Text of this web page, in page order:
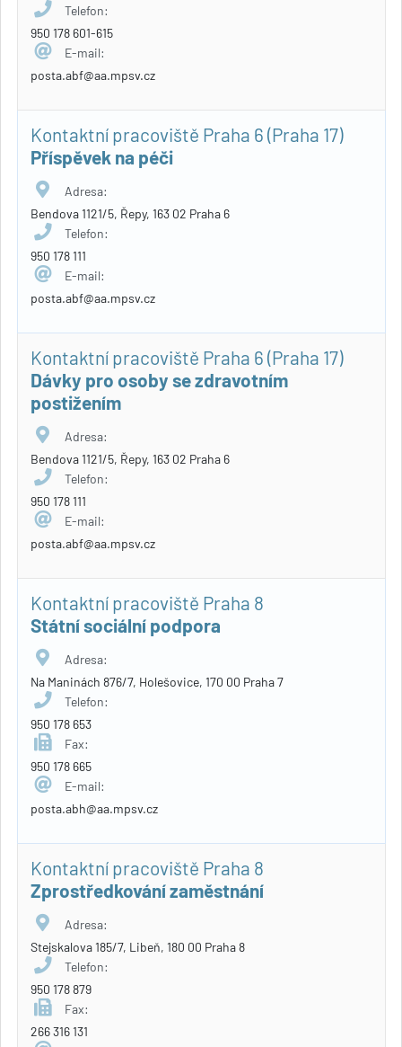
Telefon:
950 178 601-615
E-mail:
posta.abf@aa.mpsv.cz
Kontaktní pracoviště Praha 6 (Praha 17)
Příspěvek na péči
Adresa:
Bendova 1121/5, Řepy, 163 02 Praha 6
Telefon:
950 178 111
E-mail:
posta.abf@aa.mpsv.cz
Kontaktní pracoviště Praha 6 (Praha 17)
Dávky pro osoby se zdravotním
postižením
Adresa:
Bendova 1121/5, Řepy, 163 02 Praha 6
Telefon:
950 178 111
E-mail:
posta.abf@aa.mpsv.cz
Kontaktní pracoviště Praha 8
Státní sociální podpora
Adresa:
Na Maninách 876/7, Holešovice, 170 00 Praha 7
Telefon:
950 178 653
Fax:
950 178 665
E-mail:
posta.abh@aa.mpsv.cz
Kontaktní pracoviště Praha 8
Zprostředkování zaměstnání
Adresa:
Stejskalova 185/7, Libeň, 180 00 Praha 8
Telefon:
950 178 879
Fax:
266 316 131